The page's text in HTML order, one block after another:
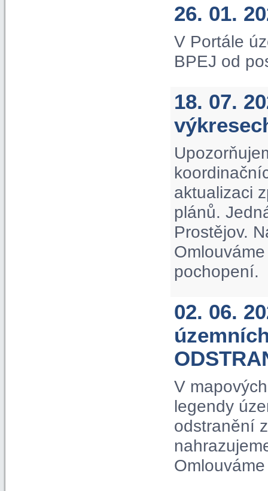
26. 01.
V Portále
BPEJ od
18. 07.
aktualizaci
plánů.
Prostějov.
pochopení.
02. 06.
V
legendy
odstranění